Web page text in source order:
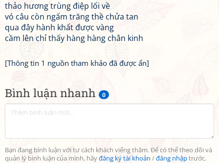
Bình luận nhanh 0
Bạn đang bình luận với tư cách khách viếng thăm. Để có thể theo dõi và
quản lý bình luận của mình, hãyđăng ký tài khoản /đăng nhậptrước.
thảo hương trùng điệp lối về
vó câu còn ngấm trăng thề chửa tan
qua đây hành khất được vàng
cầm lên chỉ thấy hàng hàng chân kinh
[Thông tin 1 nguồn tham khảo đã được ẩn]